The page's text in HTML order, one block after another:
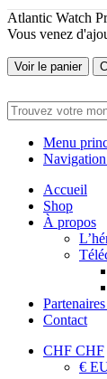
Atlantic Watch
Vous venez
Voir le panier
Menu
Accueil
Shop
À propos
Contact
CHF CHF
€